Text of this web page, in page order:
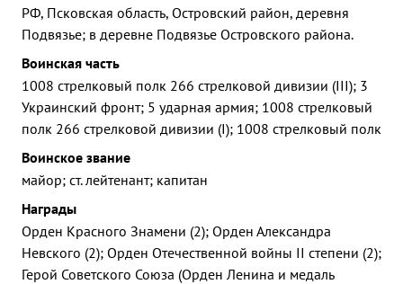
РФ, Псковская область, Островский район, деревня
Подвязье; в деревне Подвязье Островского района.
Воинская часть
1008 стрелковый полк 266 стрелковой дивизии (III); 3
Украинский фронт; 5 ударная армия; 1008 стрелковый
полк 266 стрелковой дивизии (I); 1008 стрелковый полк
Воинское звание
майор; ст. лейтенант; капитан
Награды
Орден Красного Знамени (2); Орден Александра
Невского (2); Орден Отечественной войны II степени (2);
Герой Советского Союза (Орден Ленина и медаль